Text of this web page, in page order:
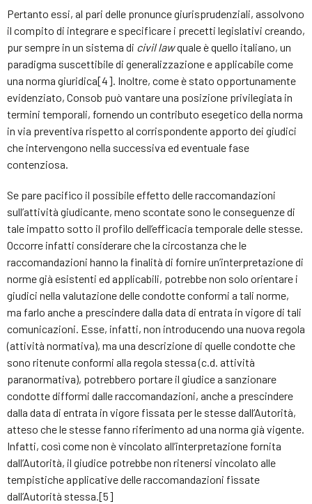
Pertanto essi, al pari delle pronunce giurisprudenziali, assolvono
il compito di integrare e specificare i precetti legislativi creando,
pur sempre in un sistema di civil lawquale è quello italiano, un
paradigma suscettibile di generalizzazione e applicabile come
una norma giuridica[4]. Inoltre, come è stato opportunamente
evidenziato, Consob può vantare una posizione privilegiata in
termini temporali, fornendo un contributo esegetico della norma
in via preventiva rispetto al corrispondente apporto dei giudici
che intervengono nella successiva ed eventuale fase
contenziosa.
Se pare pacifico il possibile effetto delle raccomandazioni
sull’attività giudicante, meno scontate sono le conseguenze di
tale impatto sotto il profilo dell’efficacia temporale delle stesse.
Occorre infatti considerare che la circostanza che le
raccomandazioni hanno la finalità di fornire un’interpretazione di
norme già esistenti ed applicabili, potrebbe non solo orientare i
giudici nella valutazione delle condotte conformi a tali norme,
ma farlo anche a prescindere dalla data di entrata in vigore di tali
comunicazioni. Esse, infatti, non introducendo una nuova regola
(attività normativa), ma una descrizione di quelle condotte che
sono ritenute conformi alla regola stessa (c.d. attività
paranormativa), potrebbero portare il giudice a sanzionare
condotte difformi dalle raccomandazioni, anche a prescindere
dalla data di entrata in vigore fissata per le stesse dall’Autorità,
atteso che le stesse fanno riferimento ad una norma già vigente.
Infatti, così come non è vincolato all’interpretazione fornita
dall’Autorità, il giudice potrebbe non ritenersi vincolato alle
tempistiche applicative delle raccomandazioni fissate
dall’Autorità stessa.[5]